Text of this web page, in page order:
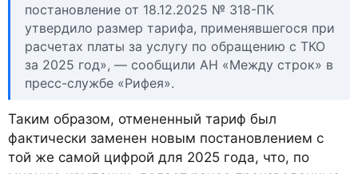
постановление от 18.12.2025 № 318-ПК
утвердило размер тарифа, применявшегося при
расчетах платы за услугу по обращению с ТКО
за 2025 год», — сообщили АН «Между строк» в
пресс-службе «Рифея».
Таким образом, отмененный тариф был
фактически заменен новым постановлением с
той же самой цифрой для 2025 года, что, по